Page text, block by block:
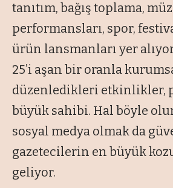
tanıtım, bağış toplama,
performansları, spor,
ürün lansmanları yer
25’i aşan bir oranla
düzenledikleri etkinlikler,
büyük sahibi. Hal böyle
sosyal medya olmak da
gazetecilerin en büyük
geliyor.